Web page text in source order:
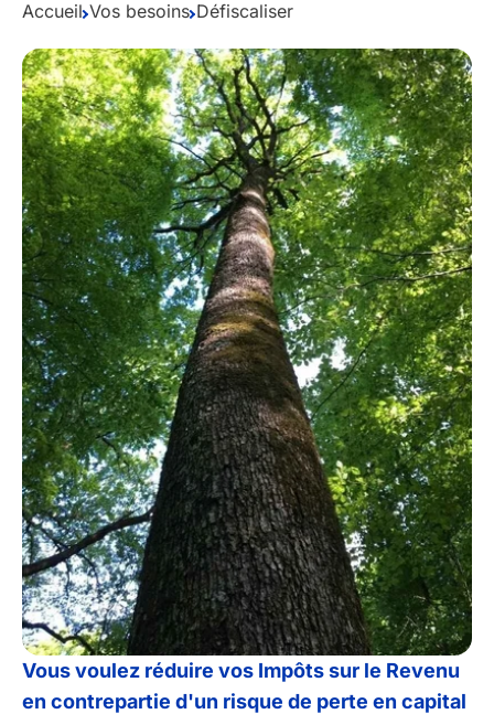
Guides gratuits
Qui sommes-nous ?
Mon compte
Comparer les produits
Prendre rendez-vous
Accueil Vos besoins Défiscaliser
Vous voulez réduire vos Impôts sur le Revenu
en contrepartie d'un risque de perte en capital